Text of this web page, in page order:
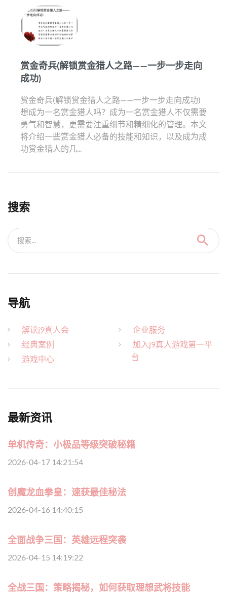
赏金奇兵(解锁赏金猎人之路——一步一步走向
成功)
赏金奇兵(解锁赏金猎人之路——一步一步走向成功)
想成为一名赏金猎人吗？成为一名赏金猎人不仅需要
勇气和智慧，更需要注重细节和精细化的管理。本文
将介绍一些赏金猎人必备的技能和知识，以及成为成
功赏金猎人的几...
搜索
搜索...
导航
解读j9真人会
经典案例
游戏中心
企业服务
加入j9真人游戏第一平
台
最新资讯
单机传奇：小极品等级突破秘籍
2026-04-17 14:21:54
创魔龙血拳皇：速获最佳秘法
2026-04-16 14:40:15
全面战争三国：英雄远程突袭
2026-04-15 14:19:22
全战三国：策略揭秘，如何获取理想武将技能